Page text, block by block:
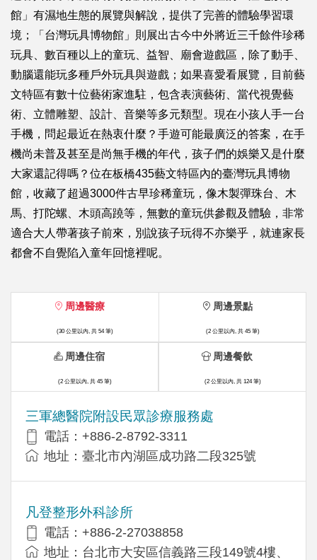
館」有濕地生態的展覽與解說，提供了完善的體驗學習環
境；「台灣玩具博物館」則展出古今中外將近三千餘件珍稀
玩具、數百種以上的童玩、益智、廟會遊戲區，除了動手、
動腦還能玩多種戶外玩具與遊戲；如果喜愛看展覽，目前藝
文特區有數十位藝術家進駐，包含表演藝術、當代視覺藝
術、立體雕塑、設計、音樂等多元類型。現在小孩人手一台
手機，問起最近在熱衷什麼？手遊可能最廣泛的答案，在手
機尚未普及甚至是尚無手機的年代，孩子們的娛樂又是什麼
大家還記得嗎？位在板橋435藝文特區內的臺灣玩具博物
館，收藏了超過3000件古早珍稀童玩，像木製彈珠台、木
馬、打陀螺、木頭高蹺等，無數的童玩供參觀及體驗，非常
適合大人帶著孩子前來，別說孩子玩得不亦樂乎，就連家長
都會不自覺陷入童年回憶裡呢。
周邊醫療
(30 公里以內, 共 54 筆)
三軍總醫院附設民眾診療服務處
電話：+886-2-8792-3311
地址：臺北市內湖區成功路二段325號
凡登整形外科診所
電話：+886-2-27038858
地址：台北市大安區信義路三段149號4樓、
周邊景點
(2 公里以內, 共 45 筆)
周邊住宿
(2 公里以內, 共 45 筆)
周邊餐飲
(2 公里以內, 共 124 筆)